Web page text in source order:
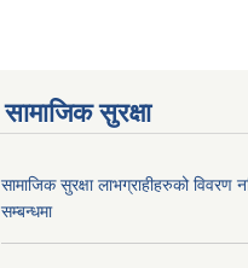
सामाजिक सुरक्षा
सामाजिक सुरक्षा लाभग्राहीहरुको विवरण
सम्बन्धमा